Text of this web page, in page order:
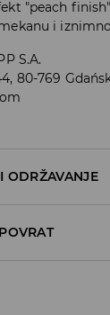
"peach
i
S.A.
80-769
ODRŽAVANJE
PAMUK